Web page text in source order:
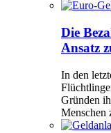
Die
Ansatz
In den
Gründen
Menschen